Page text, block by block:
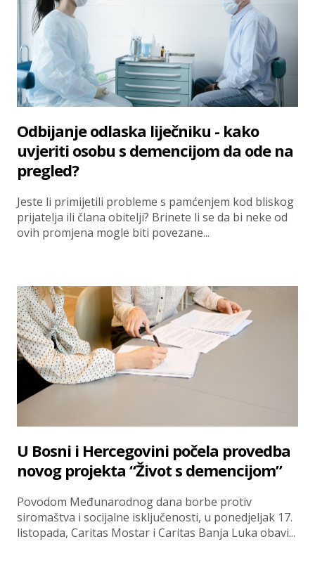
Odbijanje odlaska liječniku - kako
uvjeriti osobu s demencijom da ode na
pregled?
Jeste li primijetili probleme s pamćenjem kod bliskog
prijatelja ili člana obitelji? Brinete li se da bi neke od
ovih promjena mogle biti povezane...
U Bosni i Hercegovini počela provedba
novog projekta “Život s demencijom”
Povodom Međunarodnog dana borbe protiv
siromaštva i socijalne isključenosti, u ponedjeljak 17.
listopada, Caritas Mostar i Caritas Banja Luka obavi...